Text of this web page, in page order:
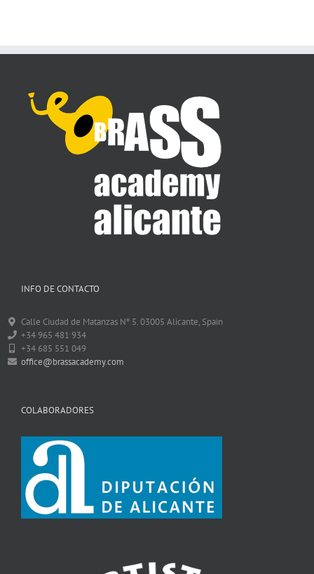
INFO DE CONTACTO
Calle Ciudad de Matanzas Nº 5. 03005 Alicante, Spain
+34 965 481 934
+34 685 551 049
office@brassacademy.com
COLABORADORES